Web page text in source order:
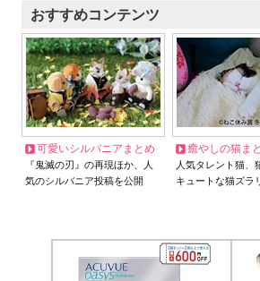
おすすめコンテンツ
可愛いシルバニアまとめ
『鬼滅の刃』の再現ほか、人
気のシルバニア投稿を公開
癒やしの猫ま
人気タレント猫
キュートな猫ズラ